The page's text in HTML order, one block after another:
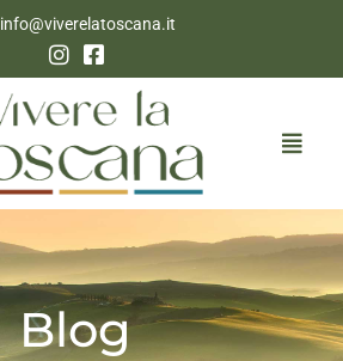
info@viverelatoscana.it
Blog